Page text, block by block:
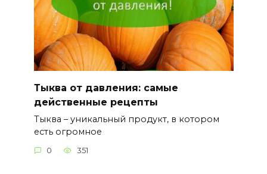
Тыква от давления: самые
действенные рецепты
Тыква – уникальный продукт, в котором
есть огромное
0 351